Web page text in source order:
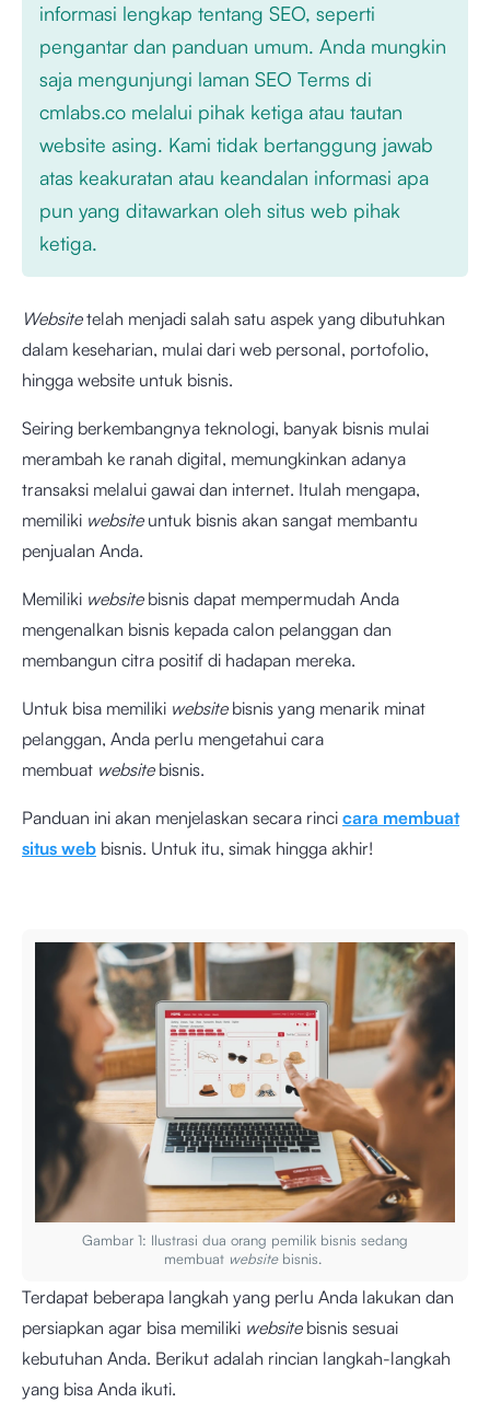
informasi lengkap tentang SEO, seperti
pengantar dan panduan umum. Anda mungkin
saja mengunjungi laman SEO Terms di
cmlabs.co melalui pihak ketiga atau tautan
website asing. Kami tidak bertanggung jawab
atas keakuratan atau keandalan informasi apa
pun yang ditawarkan oleh situs web pihak
ketiga.
Websitetelah menjadi salah satu aspek yang dibutuhkan
dalam keseharian, mulai dari web personal, portofolio,
hingga website untuk bisnis.
Seiring berkembangnya teknologi, banyak bisnis mulai
merambah ke ranah digital, memungkinkan adanya
transaksi melalui gawai dan internet. Itulah mengapa,
memiliki website untuk bisnis akan sangat membantu
penjualan Anda.
Memiliki website bisnis dapat mempermudah Anda
mengenalkan bisnis kepada calon pelanggan dan
membangun citra positif di hadapan mereka.
Untuk bisa memiliki website bisnis yang menarik minat
pelanggan, Anda perlu mengetahui cara
membuat website bisnis.
Panduan ini akan menjelaskan secara rinci cara membuat
situs web bisnis. Untuk itu, simak hingga akhir!
Gambar 1: Ilustrasi dua orang pemilik bisnis sedang
membuat website bisnis.
Terdapat beberapa langkah yang perlu Anda lakukan dan
persiapkan agar bisa memiliki website bisnis sesuai
kebutuhan Anda. Berikut adalah rincian langkah-langkah
yang bisa Anda ikuti.